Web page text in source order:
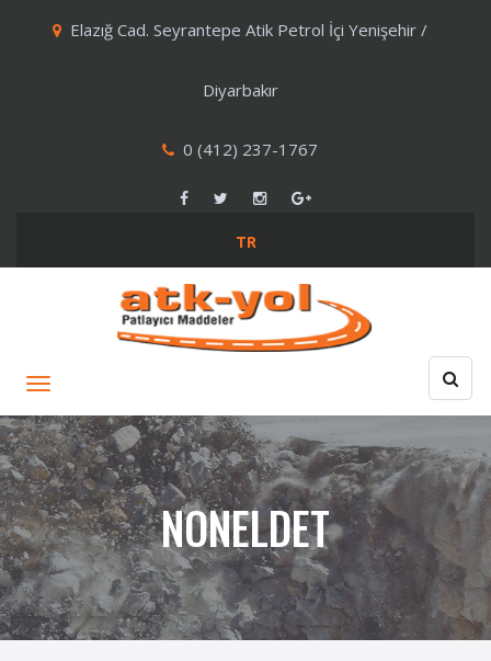
Elazığ Cad. Seyrantepe Atik Petrol İçi Yenişehir /
Diyarbakır
0 (412) 237-1767
TR
NONELDET